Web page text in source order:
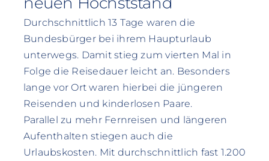
Durchschnittlich 13 Tage waren die
Bundesbürger bei ihrem Haupturlaub
unterwegs. Damit stieg zum vierten Mal in
Folge die Reisedauer leicht an. Besonders
lange vor Ort waren hierbei die jüngeren
Reisenden und kinderlosen Paare.
Parallel zu mehr Fernreisen und längeren
Aufenthalten stiegen auch die
Urlaubskosten. Mit durchschnittlich fast 1.200